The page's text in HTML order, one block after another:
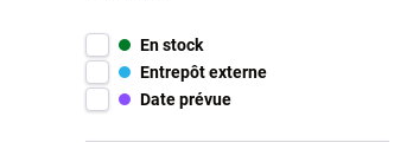
En stock
Entrepôt externe
Date prévue